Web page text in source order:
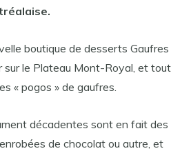
boutique de desserts Gaufres
sur le Plateau Mont-Royal, et tout
« pogos » de gaufres.
décadentes sont en fait des
de chocolat ou autre, et